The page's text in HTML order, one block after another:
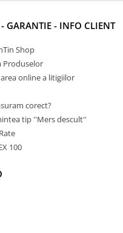
- GARANTIE - INFO CLIENT
Shop
Produselor
online a litigiilor
corect?
tip ''Mers descult''
100